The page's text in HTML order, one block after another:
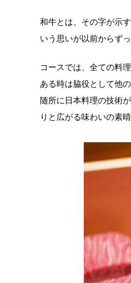
和牛とは、その字が示
いう思いが以前からず
コースでは、全ての料
ある時は脇役として他
随所に日本料理の技術
りと広がる味わいの素